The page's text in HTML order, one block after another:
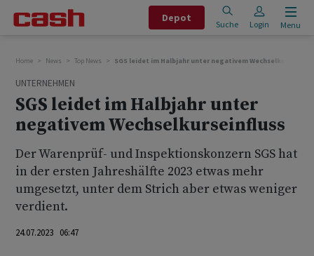
Depot
Suche Login Menu
Home News Top News SGS leidet im Halbjahr unter negativem
UNTERNEHMEN
SGS leidet im Halbjahr unter
negativem Wechselkurseinfluss
Der Warenprüf- und Inspektionskonzern SGS hat
in der ersten Jahreshälfte 2023 etwas mehr
umgesetzt, unter dem Strich aber etwas weniger
verdient.
24.07.2023 06:47